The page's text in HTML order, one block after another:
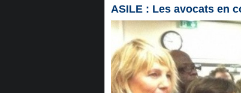
ASILE : Les avocats en